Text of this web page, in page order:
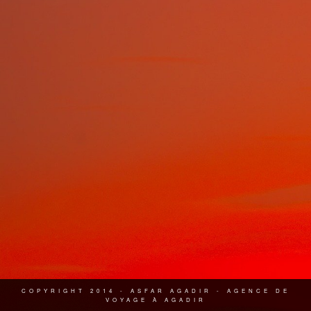
COPYRIGHT 2014 - ASFAR AGADIR - AGENCE DE
VOYAGE À AGADIR